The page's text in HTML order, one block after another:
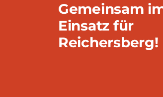
Gemeinsam
Einsatz für
Reichersberg!